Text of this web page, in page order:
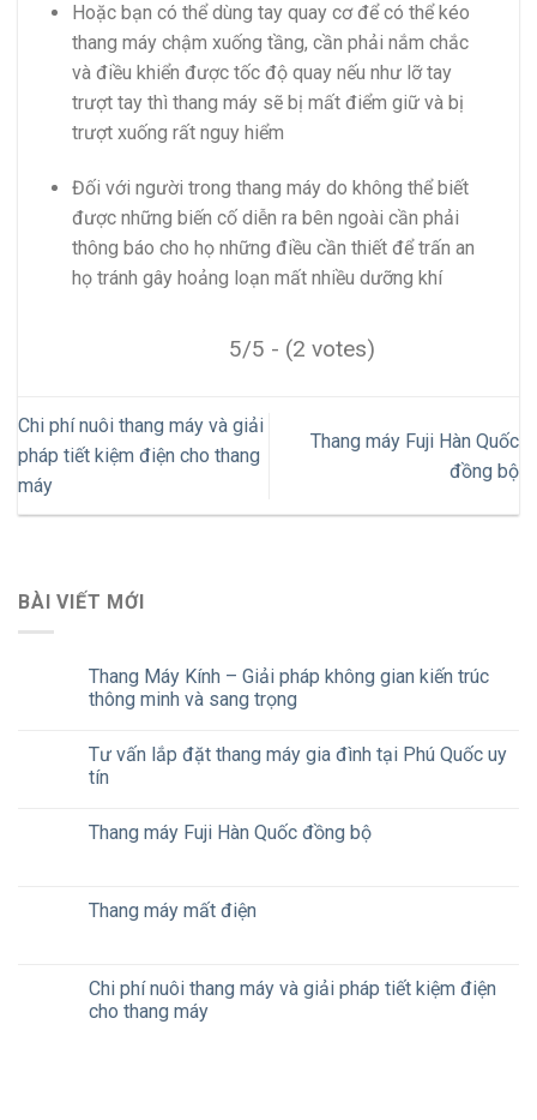
Hoặc bạn có thể dùng tay quay cơ để có thể kéo
thang máy chậm xuống tầng, cần phải nắm chắc
và điều khiển được tốc độ quay nếu như lỡ tay
trượt tay thì thang máy sẽ bị mất điểm giữ và bị
trượt xuống rất nguy hiểm
Đối với người trong thang máy do không thể biết
được những biến cố diễn ra bên ngoài cần phải
thông báo cho họ những điều cần thiết để trấn an
họ tránh gây hoảng loạn mất nhiều dưỡng khí
5/5 - (2 votes)
Chi phí nuôi thang máy và giải
pháp tiết kiệm điện cho thang
máy
Thang máy Fuji Hàn Quốc
đồng bộ
BÀI VIẾT MỚI
Thang Máy Kính – Giải pháp không gian kiến trúc
thông minh và sang trọng
Tư vấn lắp đặt thang máy gia đình tại Phú Quốc uy
tín
Thang máy Fuji Hàn Quốc đồng bộ
Thang máy mất điện
Chi phí nuôi thang máy và giải pháp tiết kiệm điện
cho thang máy